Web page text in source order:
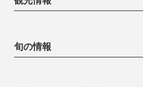
旬の情報